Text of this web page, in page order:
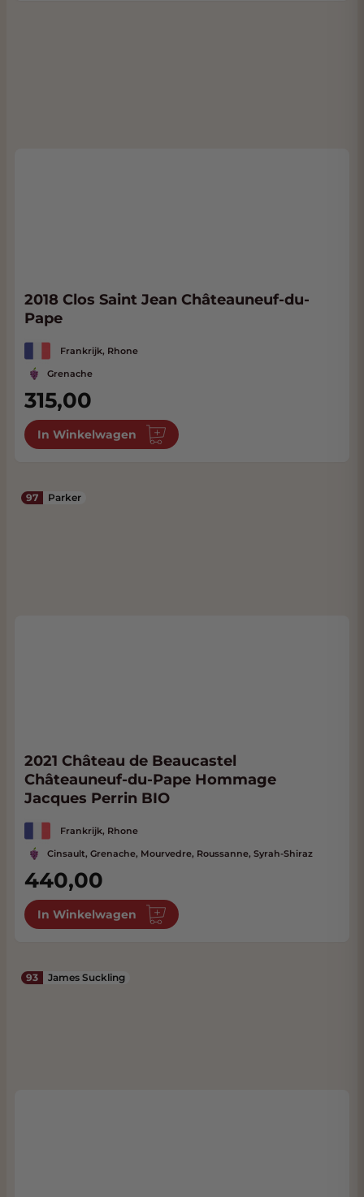
2018 Clos Saint Jean Châteauneuf-du-
Pape
Frankrijk, Rhone
Grenache
315,00
In Winkelwagen
97 Parker
2021 Château de Beaucastel
Châteauneuf-du-Pape Hommage
Jacques Perrin BIO
Frankrijk, Rhone
Cinsault, Grenache, Mourvedre, Roussanne, Syrah-Shiraz
440,00
In Winkelwagen
93 James Suckling